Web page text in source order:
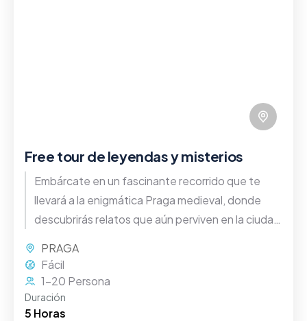
Free tour de leyendas y misterios
Embárcate en un fascinante recorrido que te
llevará a la enigmática Praga medieval, donde
descubrirás relatos que aún perviven en la ciudad
PRAGA
Fácil
1-20 Persona
Duración
5 Horas